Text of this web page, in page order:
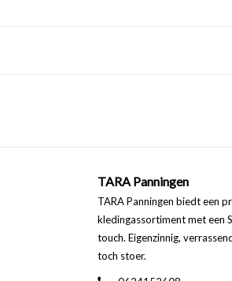
TARA Panningen
TARA Panningen biedt een
kledingassortiment met een
touch. Eigenzinnig,
toch stoer.